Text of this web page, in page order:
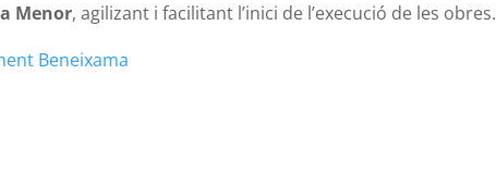
Menor, agilizant i facilitant l’inici de l’execució de les obres.
Beneixama